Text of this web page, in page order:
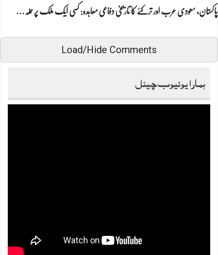
پاکستان، سعودی عرب اور ترکئے کا تاریخی دفاعی معاہدہ: کسی ایک ملک پر حملہ…
Load/Hide Comments
ہمارا یوٹیوب چینل